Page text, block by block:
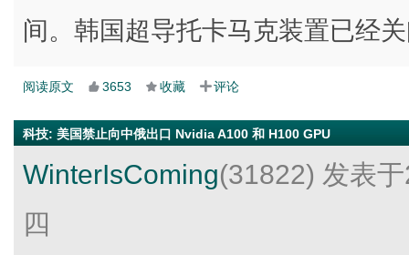
间。韩国超导托卡马克装置已经
阅读原文 3653 收藏 评论
科技: 美国禁止向中俄出口 Nvidia A100 和 H100 GPU
WinterIsComing(31822) 发表
四